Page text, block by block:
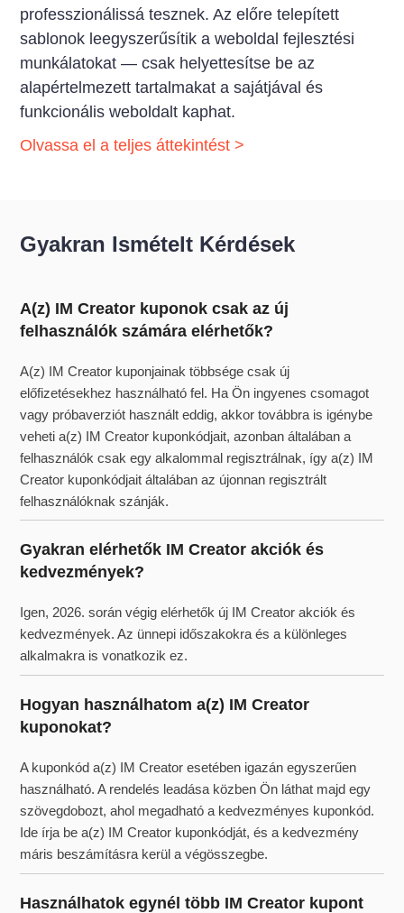
professzionálissá tesznek. Az előre telepített
sablonok leegyszerűsítik a weboldal fejlesztési
munkálatokat — csak helyettesítse be az
alapértelmezett tartalmakat a sajátjával és
funkcionális weboldalt kaphat.
Olvassa el a teljes áttekintést >
Gyakran Ismételt Kérdések
A(z) IM Creator kuponok csak az új
felhasználók számára elérhetők?
A(z) IM Creator kuponjainak többsége csak új
előfizetésekhez használható fel. Ha Ön ingyenes csomagot
vagy próbaverziót használt eddig, akkor továbbra is igénybe
veheti a(z) IM Creator kuponkódjait, azonban általában a
felhasználók csak egy alkalommal regisztrálnak, így a(z) IM
Creator kuponkódjait általában az újonnan regisztrált
felhasználóknak szánják.
Gyakran elérhetők IM Creator akciók és
kedvezmények?
Igen, 2026. során végig elérhetők új IM Creator akciók és
kedvezmények. Az ünnepi időszakokra és a különleges
alkalmakra is vonatkozik ez.
Hogyan használhatom a(z) IM Creator
kuponokat?
A kuponkód a(z) IM Creator esetében igazán egyszerűen
használható. A rendelés leadása közben Ön láthat majd egy
szövegdobozt, ahol megadható a kedvezményes kuponkód.
Ide írja be a(z) IM Creator kuponkódját, és a kedvezmény
máris beszámításra kerül a végösszegbe.
Használhatok egynél több IM Creator kupont